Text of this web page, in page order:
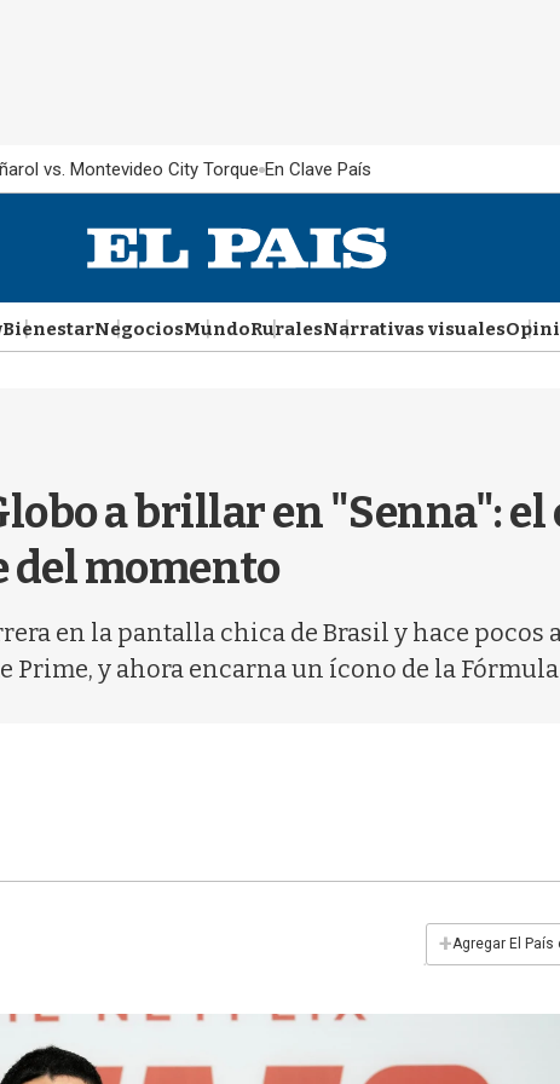
vs. Montevideo City Torque En Clave País
BienestarNegociosMundoRuralesNarrativas visuales
a brillar en "Senna":
del momento
en la pantalla chica de Brasil y hace
Prime, y ahora encarna un ícono de la
+Agregar El País